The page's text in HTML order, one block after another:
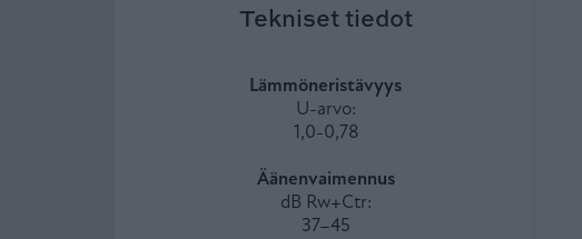
Tekniset tiedot
Lämmöneristävyys
U-arvo:
1,0-0,78
Äänenvaimennus
dB Rw+Ctr:
37–45